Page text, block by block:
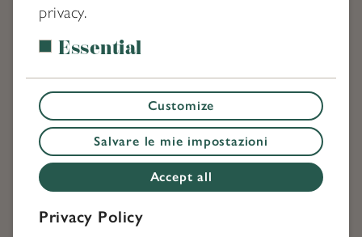
CONTACT
Office Österreich
Bruggfeldstrasse 5
6500, Landeck
privacy.
Essential
Customize
Salvare le mie impostazioni
Accept all
Privacy Policy